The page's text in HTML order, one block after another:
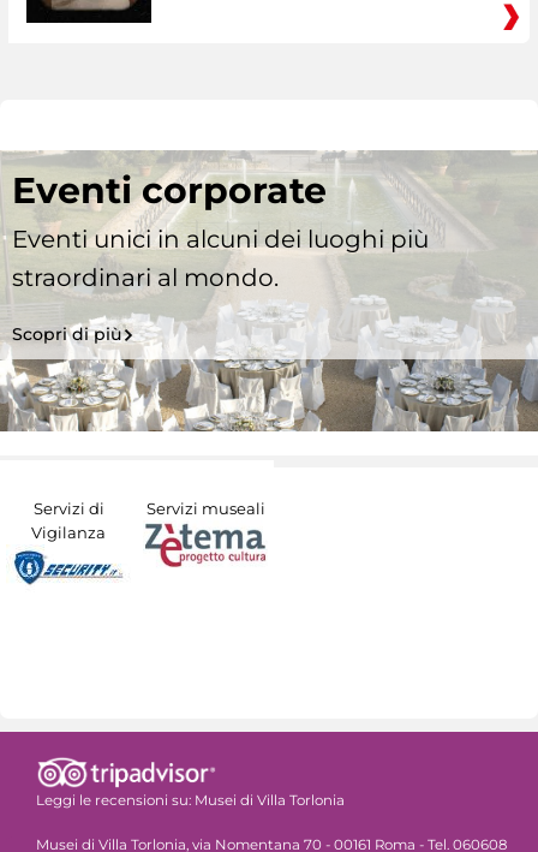
Eventi corporate
Eventi unici in alcuni dei luoghi più
straordinari al mondo.
Scopri di più
Servizi di
Vigilanza
Servizi museali
Leggi le recensioni su: Musei di Villa Torlonia
Musei di Villa Torlonia, via Nomentana 70 - 00161 Roma - Tel. 060608